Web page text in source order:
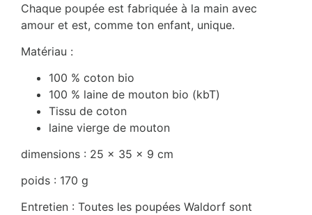
Chaque poupée est fabriquée à la main avec
amour et est, comme ton enfant, unique.
Matériau :
100 % coton bio
100 % laine de mouton bio (kbT)
Tissu de coton
laine vierge de mouton
dimensions : 25 x 35 x 9 cm
poids : 170 g
Entretien : Toutes les poupées Waldorf sont